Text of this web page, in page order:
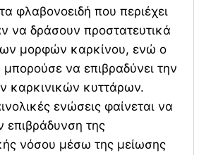
φλαβονοειδή που περιέχει
να δράσουν προστατευτικά
μορφών καρκίνου, ενώ ο
να επιβραδύνει την
καρκινικών κυττάρων.
ενώσεις φαίνεται να
επιβράδυνση της
νόσου μέσω της μείωσης